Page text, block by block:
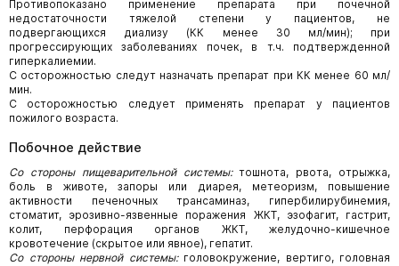
Противопоказано применение препарата при почечной
недостаточности тяжелой степени у пациентов, не
подвергающихся диализу (КК менее 30 мл/мин); при
прогрессирующих заболеваниях почек, в т.ч. подтвержденной
гиперкалиемии.
С осторожностью следут назначать препарат при КК менее 60 мл/
мин.
С осторожностью следует применять препарат у пациентов
пожилого возраста.
Побочное действие
Со стороны пищеварительной системы:тошнота, рвота, отрыжка,
боль в животе, запоры или диарея, метеоризм, повышение
активности печеночных трансаминаз, гипербилирубинемия,
стоматит, эрозивно-язвенные поражения ЖКТ, эзофагит, гастрит,
колит, перфорация органов ЖКТ, желудочно-кишечное
кровотечение (скрытое или явное), гепатит.
Со стороны нервной системы:головокружение, вертиго, головная